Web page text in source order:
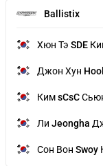
Ballistix
Хюн Тэ SDE
Джон Хун
КимsCsC
Ли Jeongha
Сон Вон Swoy